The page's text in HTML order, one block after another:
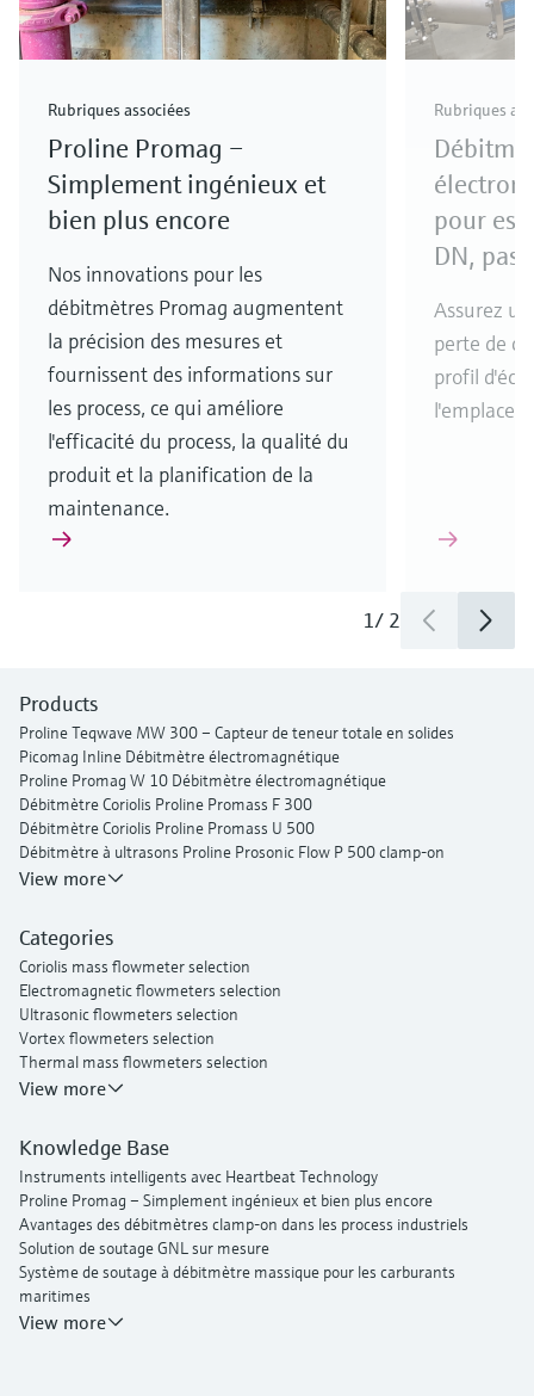
Rubriques associées
Proline Promag –
Simplement ingénieux et
bien plus encore
Nos innovations pour les
débitmètres Promag augmentent
la précision des mesures et
fournissent des informations sur
les process, ce qui améliore
l'efficacité du process, la qualité du
produit et la planification de la
maintenance.
Rubriques
pour
DN,
Assurez
perte de
profil
1/ 2
Products
Proline Teqwave MW 300 – Capteur de teneur totale en solides
Picomag Inline Débitmètre électromagnétique
Proline Promag W 10 Débitmètre électromagnétique
Débitmètre Coriolis Proline Promass F 300
Débitmètre Coriolis Proline Promass U 500
Débitmètre à ultrasons Proline Prosonic Flow P 500 clamp-on
Débitmètre à ultrasons Proline Prosonic Flow W 400 clamp-on
View more
Categories
Coriolis mass flowmeter selection
Electromagnetic flowmeters selection
Ultrasonic flowmeters selection
Vortex flowmeters selection
Thermal mass flowmeters selection
View more
Knowledge Base
Instruments intelligents avec Heartbeat Technology
Proline Promag – Simplement ingénieux et bien plus encore
Avantages des débitmètres clamp-on dans les process industriels
Solution de soutage GNL sur mesure
Système de soutage à débitmètre massique pour les carburants
maritimes
Solution intelligente de gestion des eaux
View more